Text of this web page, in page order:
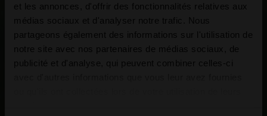
et les annonces, d'offrir des fonctionnalités relatives aux
médias sociaux et d'analyser notre trafic. Nous
partageons également des informations sur l'utilisation de
notre site avec nos partenaires de médias sociaux, de
publicité et d'analyse, qui peuvent combiner celles-ci